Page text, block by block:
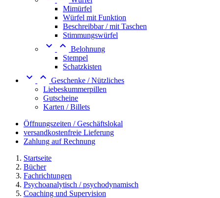
Mimürfel
Würfel mit Funktion
Beschreibbar / mit Taschen
Stimmungswürfel
  Belohnung
Stempel
Schatzkisten
  Geschenke / Nützliches
Liebeskummerpillen
Gutscheine
Karten / Billets
Öffnungszeiten / Geschäftslokal
versandkostenfreie Lieferung
Zahlung auf Rechnung
Startseite
Bücher
Fachrichtungen
Psychoanalytisch / psychodynamisch
Coaching und Supervision